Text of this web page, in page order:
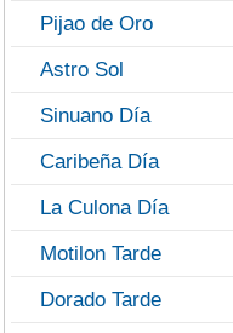
Pijao de Oro
Astro Sol
Sinuano Día
Caribeña Día
La Culona Día
Motilon Tarde
Dorado Tarde